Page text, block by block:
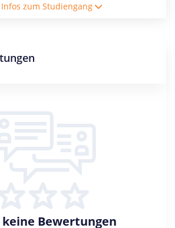
zum Studiengang
keine Bewertungen